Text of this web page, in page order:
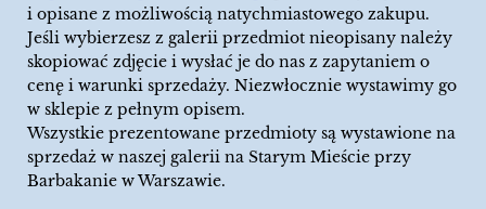
i opisane z możliwością natychmiastowego zakupu.
Jeśli wybierzesz z galerii przedmiot nieopisany należy
skopiować zdjęcie i wysłać je do nas z zapytaniem o
cenę i warunki sprzedaży. Niezwłocznie wystawimy go
w sklepie z pełnym opisem.
Wszystkie prezentowane przedmioty są wystawione na
sprzedaż w naszej galerii na Starym Mieście przy
Barbakanie w Warszawie.